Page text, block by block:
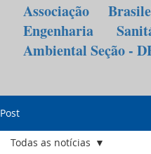
Associação
Engenharia
Ambiental Seção -
Post
Todas as notícias